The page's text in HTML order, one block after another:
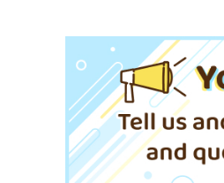
【再販】おがぴの家のフォ杉
ちゃん
すきがおおい
専売 787 （税込）
ゴールデンカムイ
尾形百之助×杉元佐一